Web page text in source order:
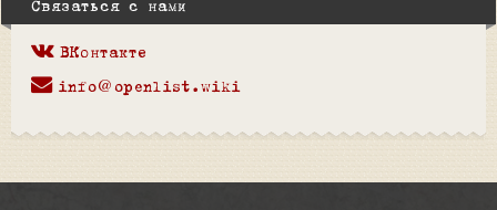
Связаться с нами
ВКонтакте
info@openlist.wiki